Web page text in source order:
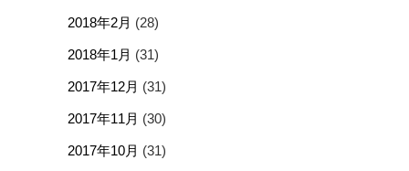
2018年2月 (28)
2018年1月 (31)
2017年12月 (31)
2017年11月 (30)
2017年10月 (31)